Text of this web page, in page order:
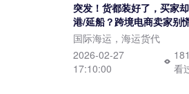
突发！货都装好了，买家
港/延船？跨境电商卖家别
看这里
国际海运，海运货代
2026-02-27
17:10:00
看